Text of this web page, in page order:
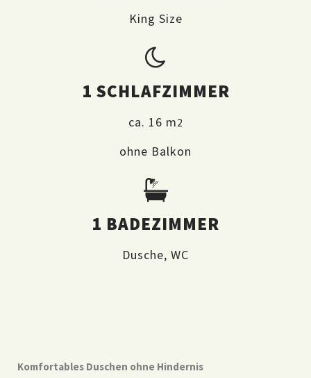
King Size
1 SCHLAFZIMMER
ca. 16 m2
ohne Balkon
1 BADEZIMMER
Dusche, WC
Komfortables Duschen ohne Hindernis